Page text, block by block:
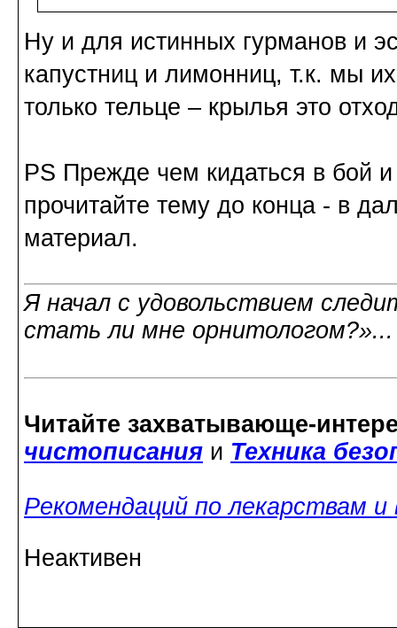
Ну и для истинных гурманов и
капустниц и лимонниц, т.к. мы
только тельце – крылья это
PS Прежде чем кидаться в бой
прочитайте тему до конца - в
материал.
Я начал с удовольствием
стать ли мне
Читайте захватывающе-
чистописания и Техника
Рекомендаций по лекарствам
Неактивен